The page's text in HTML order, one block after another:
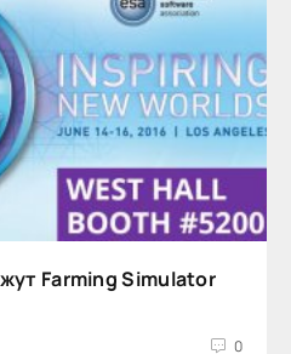
Farming Simulator
0